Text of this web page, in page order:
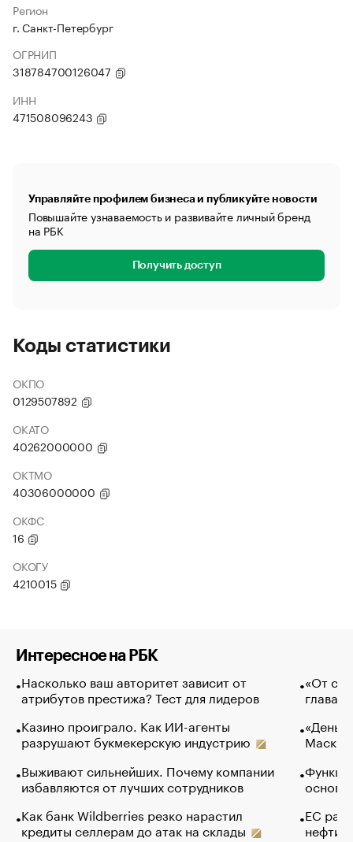
Регион
г. Санкт-Петербург
ОГРНИП
318784700126047
ИНН
471508096243
Управляйте профилем бизнеса и публикуйте новости
Повышайте узнаваемость и развивайте личный бренд
на РБК
Получить доступ
Коды статистики
ОКПО
0129507892
ОКАТО
40262000000
ОКТМО
40306000000
ОКФС
16
ОКОГУ
4210015
Интересное на РБК
Насколько ваш авторитет зависит от
атрибутов престижа? Тест для лидеров
Казино проиграло. Как ИИ-агенты
разрушают букмекерскую индустрию
Выживают сильнейших. Почему компании
избавляются от лучших сотрудников
Как банк Wildberries резко нарастил
кредиты селлерам до атак на склады
«От
глава
Маск в
основ
ЕС
нефти